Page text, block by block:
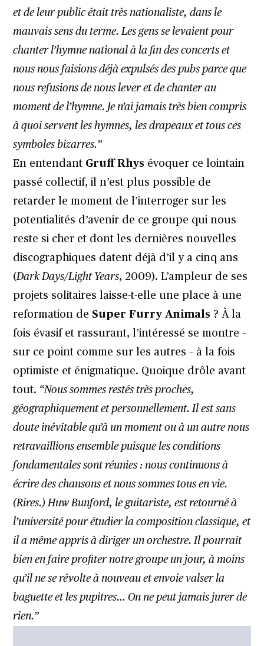
et de leur public était très nationaliste, dans le
mauvais sens du terme. Les gens se levaient pour
chanter l’hymne national à la fin des concerts et
nous nous faisions déjà expulsés des pubs parce que
nous refusions de nous lever et de chanter au
moment de l’hymne. Je n’ai jamais très bien compris
à quoi servent les hymnes, les drapeaux et tous ces
symboles bizarres.”
En entendant Gruff Rhys évoquer ce lointain
passé collectif, il n’est plus possible de
retarder le moment de l’interroger sur les
potentialités d’avenir de ce groupe qui nous
reste si cher et dont les dernières nouvelles
discographiques datent déjà d’il y a cinq ans
(Dark Days/Light Years, 2009). L’ampleur de ses
projets solitaires laisse-t-elle une place à une
reformation de Super Furry Animals ? À la
fois évasif et rassurant, l’intéressé se montre –
sur ce point comme sur les autres – à la fois
optimiste et énigmatique. Quoique drôle avant
tout. “Nous sommes restés très proches,
géographiquement et personnellement. Il est sans
doute inévitable qu’à un moment ou à un autre nous
retravaillions ensemble puisque les conditions
fondamentales sont réunies : nous continuons à
écrire des chansons et nous sommes tous en vie.
(Rires.) Huw Bunford, le guitariste, est retourné à
l’université pour étudier la composition classique, et
il a même appris à diriger un orchestre. Il pourrait
bien en faire profiter notre groupe un jour, à moins
qu’il ne se révolte à nouveau et envoie valser la
baguette et les pupitres… On ne peut jamais jurer de
rien.”